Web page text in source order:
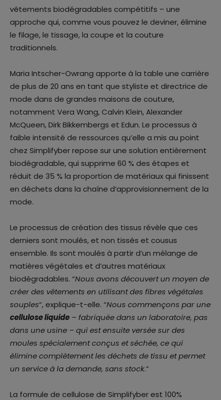
vêtements biodégradables compétitifs – une
approche qui, comme vous pouvez le deviner, élimine
le filage, le tissage, la coupe et la couture
traditionnels.
Maria Intscher-Owrang apporte à la table une carrière
de plus de 20 ans en tant que styliste et directrice de
mode dans de grandes maisons de couture,
notamment Vera Wang, Calvin Klein, Alexander
McQueen, Dirk Bikkembergs et Edun. Le processus à
faible intensité de ressources qu’elle a mis au point
chez Simplifyber repose sur une solution entièrement
biodégradable, qui supprime 60 % des étapes et
réduit de 35 % la proportion de matériaux qui finissent
en déchets dans la chaîne d’approvisionnement de la
mode.
Le processus de création des tissus révèle que ces
derniers sont moulés, et non tissés et cousus
ensemble. Ils sont moulés à partir d’un mélange de
matières végétales et d’autres matériaux
biodégradables. “Nous avons découvert un moyen de
créer des vêtements en utilisant des fibres végétales
souples“, explique-t-elle. “Nous commençons par une
cellulose liquide – fabriquée dans un laboratoire, pas
dans une usine – qui est ensuite versée sur des
moules spécialement conçus et séchée, ce qui
élimine complètement les déchets de tissu et permet
un service à la demande, sans stock.”
La formule de cellulose de Simplifyber est 100%